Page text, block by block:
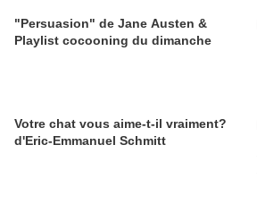
"Persuasion" de Jane Austen &
Playlist cocooning du dimanche
Votre chat vous aime-t-il vraiment?
d'Eric-Emmanuel Schmitt